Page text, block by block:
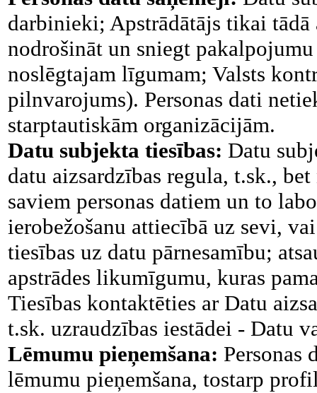
darbinieki; Apstrādātājs tikai
nodrošināt un sniegt
noslēgtajam līgumam; Valsts
pilnvarojums). Personas dati
starptautiskām organizācijām.
Datu subjekta tiesības: Datu
datu aizsardzības regula, t.sk.,
saviem personas datiem un to
ierobežošanu attiecībā uz sevi,
tiesības uz datu pārnesamību;
apstrādes likumīgumu, kuras
Tiesības kontaktēties ar Datu
t.sk. uzraudzības iestādei - Datu
Lēmumu pieņemšana: Personas
lēmumu pieņemšana, tostarp